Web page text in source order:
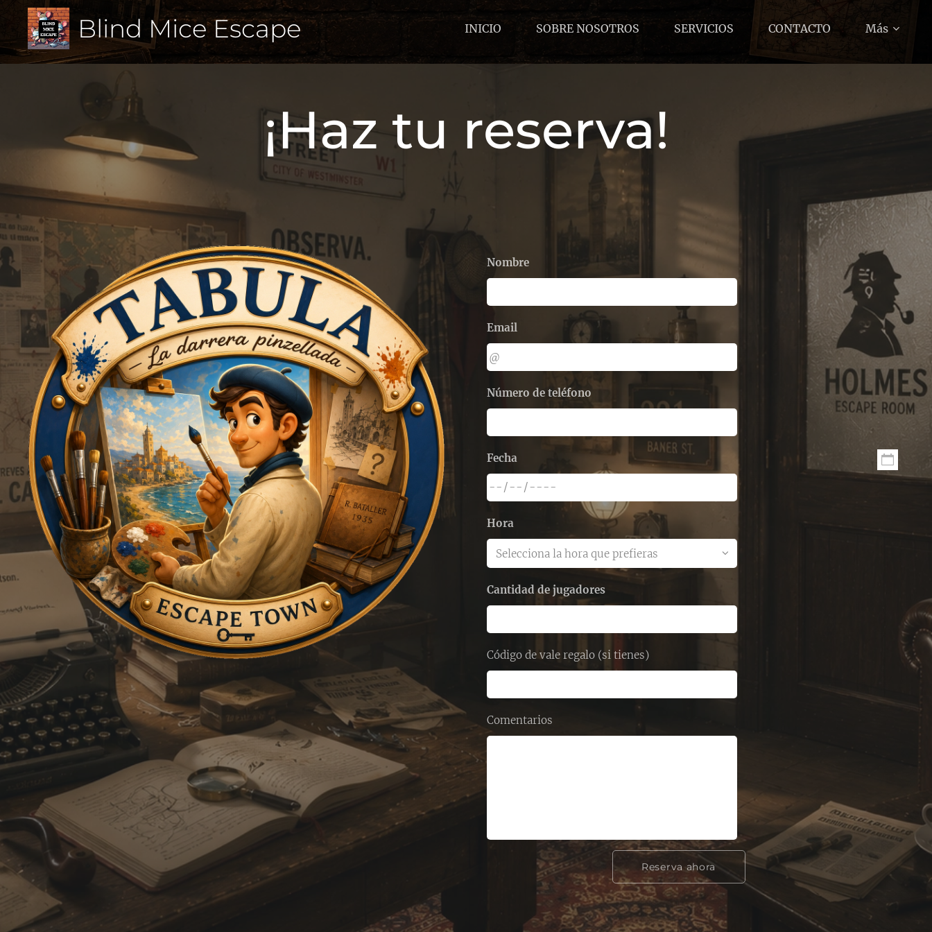
Blind Mice Escape INICIO SOBRE NOSOTROS SERVICIOS CONTACTO Más
¡Haz tu reserva!
Nombre
Email
Número de teléfono
Fecha
Hora
Cantidad de jugadores
Código de vale regalo (si tienes)
Comentarios
Reserva ahora